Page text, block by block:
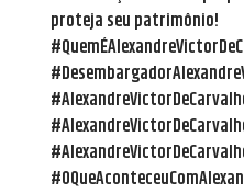
proteja seu patrimônio!